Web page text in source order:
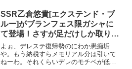
いて紹介してくで。ドミナントSSR鷺沢
文香について2023年...
SSR乙倉悠貴[エクステンド・ブ
ルー]がブランフェス限ガシャに
て登場！さすが足だけしか取り柄
がない女
よぉ、デレステ復帰勢のにわか愚痴垢
や。もう納税すらメモリアル分は引いて
ねーわ。それくらいデレのモチベが低い